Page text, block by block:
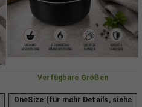
Verfügbare Größen
OneSize (für mehr Details, siehe